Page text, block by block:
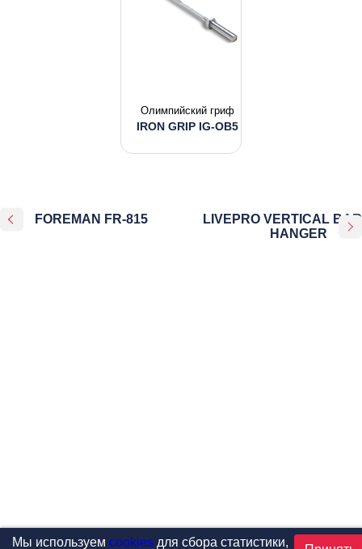
Олимпийский гриф
IRON GRIP IG-OB5
FOREMAN FR-815
LIVEPRO VERTICAL BAR
HANGER
Мы используем cookiesдля сбора статистики,